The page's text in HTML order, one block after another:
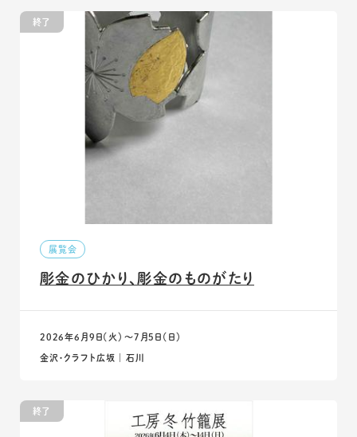
終了
展覧会
彫金のひかり、彫金のものがたり
2026年6月9日（火）〜7月5日（日）
金沢・クラフト広坂 ｜ 石川
終了